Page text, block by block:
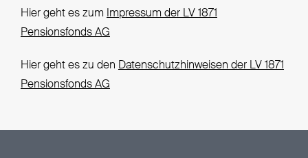
Hier geht es zum
Impressum der LV 1871
Pensionsfonds AG
Hier geht es zu den Datenschutzhinweisen der LV 1871
Pensionsfonds AG